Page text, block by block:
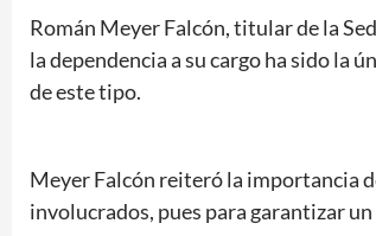
Román Meyer Falcón, titular de la
la dependencia a su cargo ha sido la
de este tipo.
Meyer Falcón reiteró la importancia
involucrados, pues para garantizar